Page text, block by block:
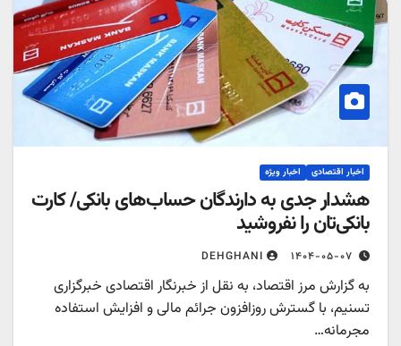
اخبار اقتصادی اخبار ویژه
هشدار جدی به دارندگان حساب‌های بانکی/ کارت
بانکی‌تان را نفروشید
۱۴۰۴-۰۵-۰۷ DEHGHANI
به گزارش مرز اقتصاد، به نقل از خبرنگار اقتصادی خبرگزاری
تسنیم، با گسترش روزافزون جرائم مالی و افزایش استفاده
مجرمانه…